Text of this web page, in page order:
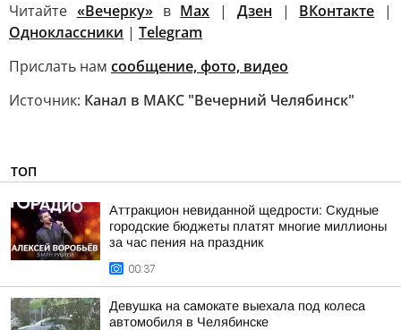
Читайте «Вечерку»в Max | Дзен | ВКонтакте |
Одноклассники | Telegram
Прислать нам сообщение, фото, видео
Источник: Канал в МАКС "Вечерний Челябинск"
ТОП
Аттракцион невиданной щедрости: Скудные
городские бюджеты платят многие миллионы
за час пения на праздник
00:37
Девушка на самокате выехала под колеса
автомобиля в Челябинске